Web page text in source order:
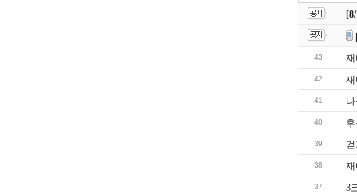
43 재
42 재
41
40
39
38 재
37 3